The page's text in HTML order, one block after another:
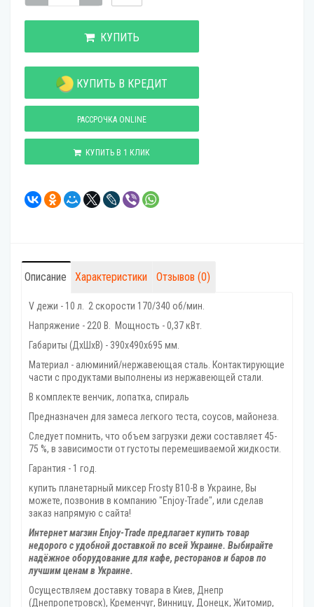
КУПИТЬ
КУПИТЬ В КРЕДИТ
РАССРОЧКА ONLINE
КУПИТЬ В 1 КЛИК
Описание Характеристики Отзывов (0)
V дежи - 10 л. 2 скорости 170/340 об/мин.
Напряжение - 220 В. Мощность - 0,37 кВт.
Габариты (ДхШхВ) - 390х490х695 мм.
Материал - алюминий/нержавеющая сталь. Контактирующие
части с продуктами выполнены из нержавеющей стали.
В комплекте венчик, лопатка, спираль
Предназначен для замеса легкого теста, соусов, майонеза.
Следует помнить, что объем загрузки дежи составляет 45-
75 %, в зависимости от густоты перемешиваемой жидкости.
Гарантия - 1 год.
купить планетарный миксер Frosty B10-B в Украине, Вы
можете, позвонив в компанию "Enjoy-Trade", или сделав
заказ напрямую с сайта!
Интернет магзин Enjoy-Trade предлагает купить товар
недорого с удобной доставкой по всей Украине. Выбирайте
надёжное оборудование для кафе, ресторанов и баров по
лучшим ценам в Украине.
Осуществляем доставку товара в Киев, Днепр
(Днепропетровск), Кременчуг, Винницу, Донецк‎, Житомир,